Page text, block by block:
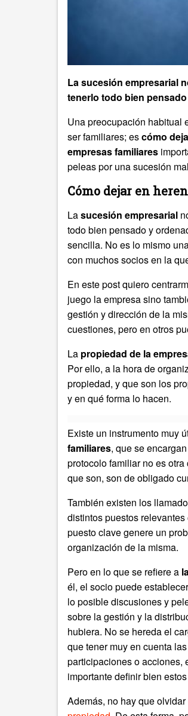
La sucesión empresarial
tenerlo todo bien
Una preocupación habitual
ser familiares; escómo
empresas familiares
peleas por una sucesión
Cómo dejar en
Lasucesión empresarial
todo bien pensado y
sencilla. No es lo mismo
con muchos socios en la
En este post quiero
juego la empresa sino
gestión y dirección de la
cuestiones, pero en otros
La propiedad de la
Por ello, a la hora de
propiedad, y que son los
y en qué forma lo hacen.
Existe un instrumento muy
familiares, que se
protocolo familiar no es
que son, son de obligado
También existen los
distintos puestos
puesto clave genere un
organización de la misma.
Pero en lo que se refiere a
él, el socio puede
lo posible discusiones y
sobre la gestión y la
hubiera. No se hereda el
que tener muy en cuenta
participaciones o acciones,
importante definir bien
Además, no hay que